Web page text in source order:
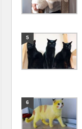
5
6